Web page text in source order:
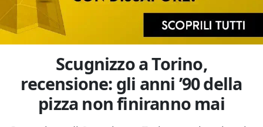
Scugnizzo a Torino,
recensione: gli anni ’90 della
pizza non finiranno mai